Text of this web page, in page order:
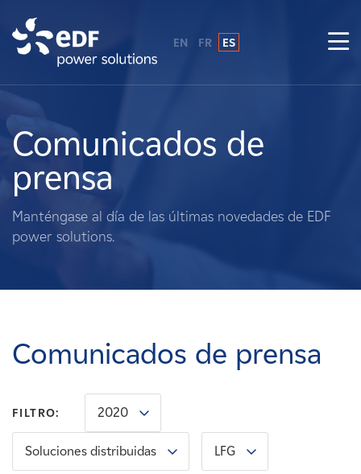
Sobre nosotros
Qué hacemos
Terratenientes
Carreras
Noticias
Contacte con
EN FR ES
Comunicados de
prensa
Manténgase al día de las últimas novedades de EDF
power solutions.
Comunicados de prensa
FILTRO: 2020
Soluciones distribuidas LFG